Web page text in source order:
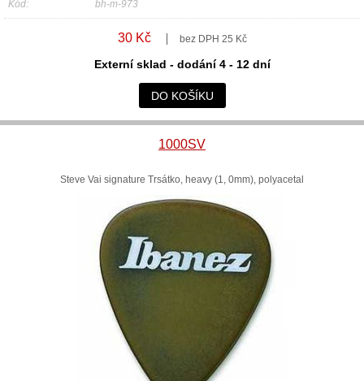
Kód: bh-m-973
30 Kč bez DPH 25 Kč
Externí sklad - dodání 4 - 12 dní
DO KOŠÍKU
1000SV
Steve Vai signature Trsátko, heavy (1, 0mm), polyacetal